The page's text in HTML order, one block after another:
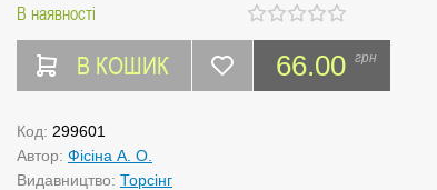
В наявності
В КОШИК 66.00 грн
Код: 299601
Автор: Фісіна А. О.
Видавництво: Торсінг